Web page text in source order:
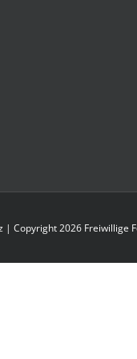
| Copyright 2026 Freiwillige